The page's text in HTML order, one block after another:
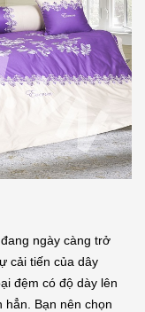
ngày càng trở
cải tiến của dây
đệm có độ dày lên
hẳn. Bạn nên chọn